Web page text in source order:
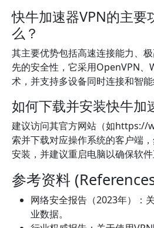
快牛加速器VPN的主要
么？
其主要优势包括高速连接能力、
先的安全性，它采用OpenVPN
术，并支持多设备同时连接和智能
如何下载并安装快牛加
建议访问其官方网站（如https://
索并下载对应操作系统的客户端
安装，并建议重启电脑以确保软件
参考资料
网络安全报告（2023年）：
业数据。